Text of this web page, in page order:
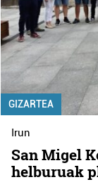
GIZARTEA
Irun
San Migel
helburuak